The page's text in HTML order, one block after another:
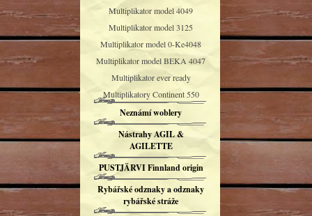
Multiplikator model 4049
Multiplikator model 3125
Multiplikator model 0-Ke4048
Multiplikator model BEKA 4047
Multiplikator ever ready
Multiplikatory Continent 550
Neznámí woblery
Nástrahy AGIL &
AGILETTE
PUSTJÄRVI Finnland origin
Rybářské odznaky a odznaky
rybářské stráže